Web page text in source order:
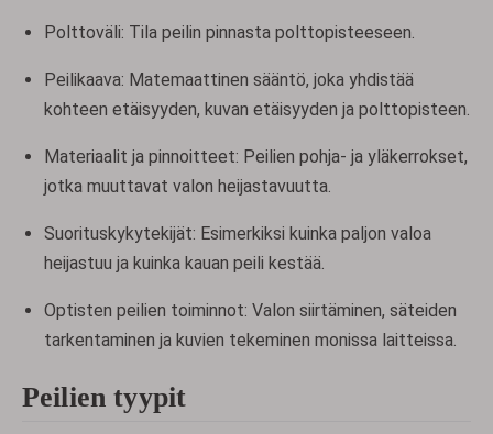
Polttoväli: Tila peilin pinnasta polttopisteeseen.
Peilikaava: Matemaattinen sääntö, joka yhdistää
kohteen etäisyyden, kuvan etäisyyden ja polttopisteen.
Materiaalit ja pinnoitteet: Peilien pohja- ja yläkerrokset,
jotka muuttavat valon heijastavuutta.
Suorituskykytekijät: Esimerkiksi kuinka paljon valoa
heijastuu ja kuinka kauan peili kestää.
Optisten peilien toiminnot: Valon siirtäminen, säteiden
tarkentaminen ja kuvien tekeminen monissa laitteissa.
Peilien tyypit